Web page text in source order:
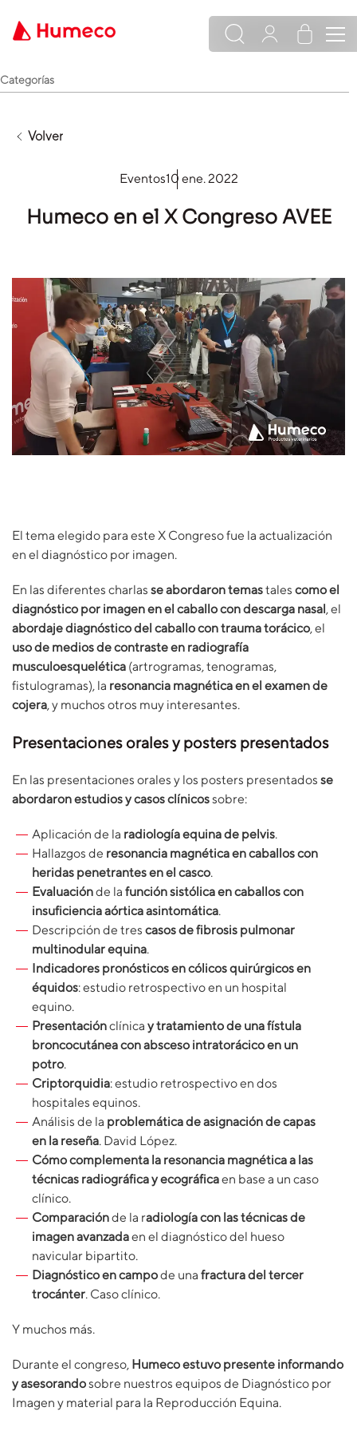
Categorías
Volver
Eventos10 ene. 2022
Humeco en el X Congreso AVEE
El tema elegido para este X Congreso fue la actualización
en el diagnóstico por imagen.
En las diferentes charlas se abordaron temastales como el
diagnóstico por imagenen el caballo con descarga nasal, el
abordaje diagnóstico del caballo con trauma torácico, el
uso de medios de contraste en radiografía
musculoesquelética (artrogramas, tenogramas,
fistulogramas), la resonancia magnética en el examen de
cojera, y muchos otros muy interesantes.
Presentaciones orales y posters presentados
En las presentaciones orales y los posters presentados se
abordaron estudios y casos clínicossobre:
Aplicación de la radiología equina de pelvis.
Hallazgos de resonancia magnética en caballos con
heridas penetrantes en el casco.
Evaluaciónde la función sistólica en caballos con
insuficiencia aórtica asintomática.
Descripción de tres casos defibrosis pulmonar
multinodular equina.
Indicadores pronósticos en cólicos quirúrgicos en
équidos: estudio retrospectivo en un hospital
equino.
Presentaciónclínica y tratamiento de una fístula
broncocutánea con absceso intratorácico en un
potro.
Criptorquidia: estudio retrospectivo en dos
hospitales equinos.
Análisis de la problemática de asignación de capas
en la reseña. David López.
Cómo complementa la resonancia magnética a las
técnicas radiográfica y ecográficaen base a un caso
clínico.
Comparaciónde la radiología con las técnicas de
imagen avanzadaen el diagnóstico del hueso
navicular bipartito.
Diagnóstico en campode una fractura del tercer
trocánter. Caso clínico.
Y muchos más.
Durante el congreso, Humeco estuvo presente informando
y asesorandosobre nuestros equipos de Diagnóstico por
Imagen y material para la Reproducción Equina.